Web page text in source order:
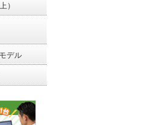
）
デル